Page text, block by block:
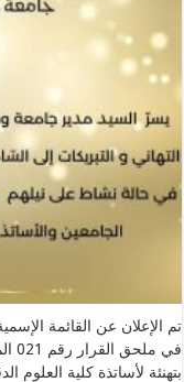
تم الإعلان عن القائمة
بتهنئة لأساتذة كلية العلوم